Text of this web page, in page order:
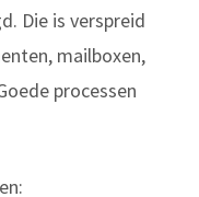
Die is verspreid
mailboxen,
processen